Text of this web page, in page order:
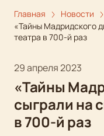
Главная
Новости
«Тайны Мадридского
театра в 700-й раз
29 апреля 2023
«Тайны
сыграли на
в 700-й раз